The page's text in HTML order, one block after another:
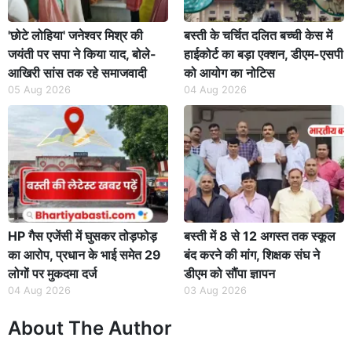
'छोटे लोहिया' जनेश्वर मिश्र की
जयंती पर सपा ने किया याद, बोले-
आखिरी सांस तक रहे समाजवादी
05 Aug 2026
बस्ती के चर्चित दलित बच्ची केस में
हाईकोर्ट का बड़ा एक्शन, डीएम-एसपी
को आयोग का नोटिस
04 Aug 2026
HP गैस एजेंसी में घुसकर तोड़फोड़
का आरोप, प्रधान के भाई समेत 29
लोगों पर मुकदमा दर्ज
04 Aug 2026
बस्ती में 8 से 12 अगस्त तक स्कूल
बंद करने की मांग, शिक्षक संघ ने
डीएम को सौंपा ज्ञापन
03 Aug 2026
About The Author